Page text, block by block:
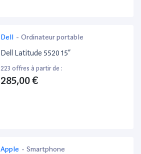
Dell - Ordinateur portable
Dell Latitude 5520 15”
223 offres à partir de :
285,00 €
Apple - Smartphone